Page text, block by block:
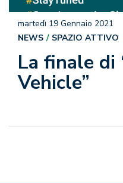
La finale di
Vehicle”
martedì 19 Gennaio 2021
NEWS
SPAZIO ATTIVO